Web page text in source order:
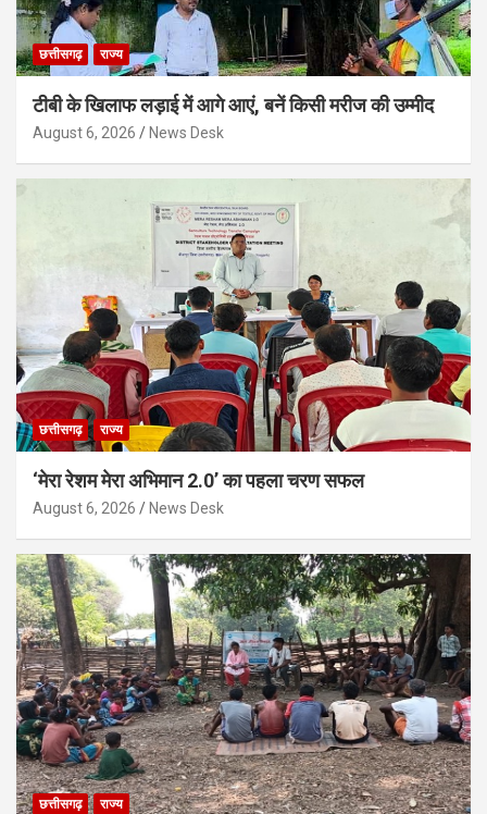
छत्तीसगढ़ राज्य
टीबी के खिलाफ लड़ाई में आगे आएं, बनें किसी मरीज की उम्मीद
August 6, 2026 News Desk
छत्तीसगढ़ राज्य
‘मेरा रेशम मेरा अभिमान 2.0’ का पहला चरण सफल
August 6, 2026 News Desk
छत्तीसगढ़ राज्य